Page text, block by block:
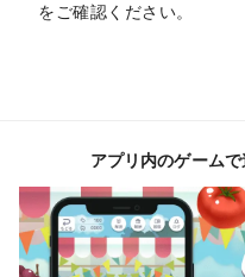
をご確認ください。
アプリ内のゲーム